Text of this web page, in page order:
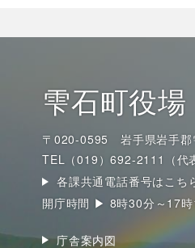
雫石町役場
〒020-0595 岩手県岩手郡
TEL（019）692-2111（代
各課共通電話番号はこち
開庁時間 ▶ 8時30分～17時
庁舎案内図